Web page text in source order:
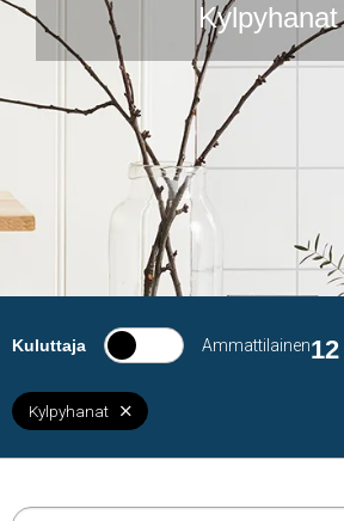
Kylpyhanat
Kuluttaja Ammattilainen12
Kylpyhanat